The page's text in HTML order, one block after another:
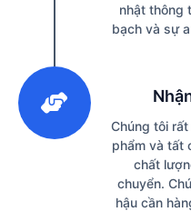
nhật thông
bạch và sự
Chúng tôi
phẩm và tất
chất
chuyển.
hậu cần